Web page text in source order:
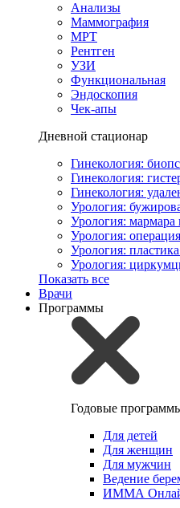
Анализы
Маммография
МРТ
Рентген
УЗИ
Функциональная
Эндоскопия
Чек-апы
Дневной стационар
Гинекология:
Гинекология:
Гинекология:
Урология:
Урология: мармара
Урология:
Урология:
Урология:
Показать все
Врачи
Программы
Годовые
Для детей
Для женщин
Для мужчин
Ведение
ИММА